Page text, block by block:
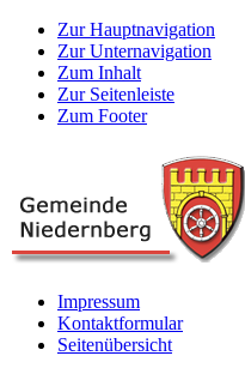
Zur Hauptnavigation
Zur Unternavigation
Zum Inhalt
Zur Seitenleiste
Zum Footer
Impressum
Kontaktformular
Seitenübersicht